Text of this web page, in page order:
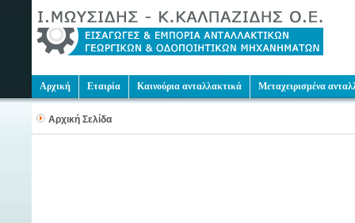
Αρχική Εταιρία Καινούρια ανταλλακτικά Μεταχειρισμένα
Αρχική Σελίδα